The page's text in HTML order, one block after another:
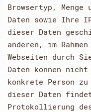
Browsertyp,
Daten sowie Ihre
dieser Daten
anderen, im
Webseiten durch
Daten können
konkrete Person zu
dieser Daten
Protokollierung